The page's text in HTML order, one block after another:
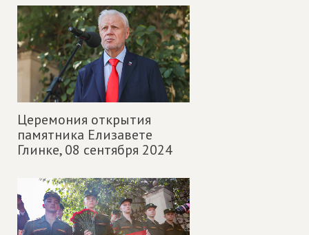
Церемония открытия
памятника Елизавете
Глинке,08 сентября 2024